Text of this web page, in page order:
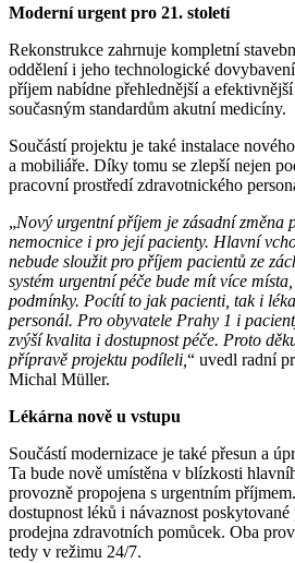
Moderní urgent pro 21. století
Rekonstrukce zahrnuje kompletní
oddělení i jeho technologické
příjem nabídne přehlednější a
současným standardům akutní medicíny.
Součástí projektu je také instalace
a mobiliáře. Díky tomu se zlepší nejen
pracovní prostředí zdravotnického
„Nový urgentní příjem je zásadní změna
nemocnice i pro její pacienty. Hlavní
nebude sloužit pro příjem pacientů ze
systém urgentní péče bude mít více
podmínky. Pocítí to jak pacienti, tak i
personál. Pro obyvatele Prahy 1 i
zvýší kvalita i dostupnost péče. Proto
přípravě projektu podíleli, “ uvedl radní
Michal Müller.
Lékárna nově u vstupu
Součástí modernizace je také přesun a
Ta bude nově umístěna v blízkosti
provozně propojena s urgentním
dostupnost léků i návaznost
prodejna zdravotních pomůcek. Oba
tedy v režimu 24/7.